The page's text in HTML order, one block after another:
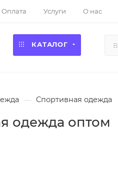
Оплата Услуги О нас
КАТАЛОГ
— Спортивная одежда
одежда оптом